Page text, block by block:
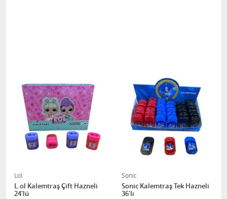
Lol
L.ol Kalemtraş Çift Hazneli
24'lü
Sonic
Sonic Kalemtraş Tek Hazneli
36'lı